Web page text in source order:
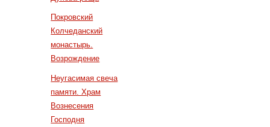
Покровский
Колчеданский
монастырь.
Возрождение
Неугасимая свеча
памяти. Храм
Вознесения
Господня